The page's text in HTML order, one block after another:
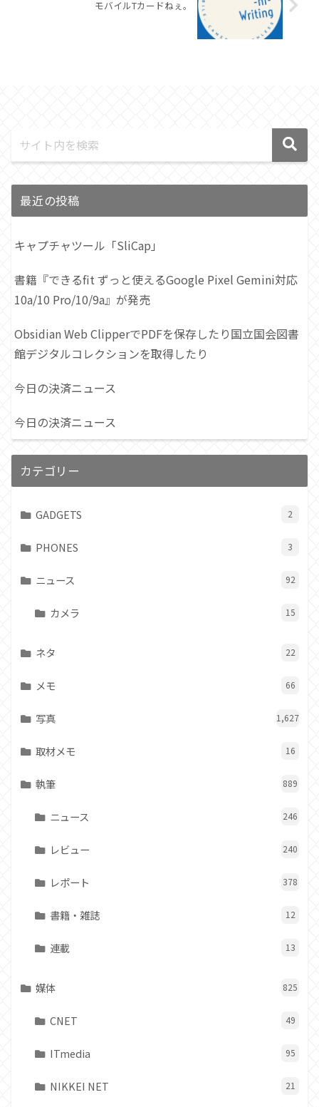
モバイルTカードねぇ。
最近の投稿
キャプチャツール「SliCap」
書籍『できるfit ずっと使えるGoogle Pixel Gemini対応
10a/10 Pro/10/9a』が発売
Obsidian Web ClipperでPDFを保存したり国立国会図書
館デジタルコレクションを取得したり
今日の決済ニュース
今日の決済ニュース
カテゴリー
GADGETS 2
PHONES 3
ニュース 92
カメラ 15
ネタ 22
メモ 66
写真 1,627
取材メモ 16
執筆 889
ニュース 246
レビュー 240
レポート 378
書籍・雑誌 12
連載 13
媒体 825
CNET 49
ITmedia 95
NIKKEI NET 21